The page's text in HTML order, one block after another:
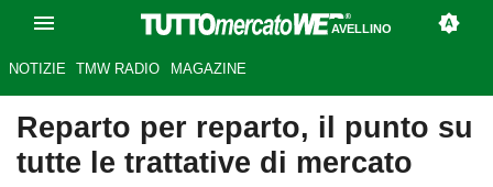
AVELLINO
NOTIZIE TMW RADIO MAGAZINE
Reparto per reparto, il punto su
tutte le trattative di mercato